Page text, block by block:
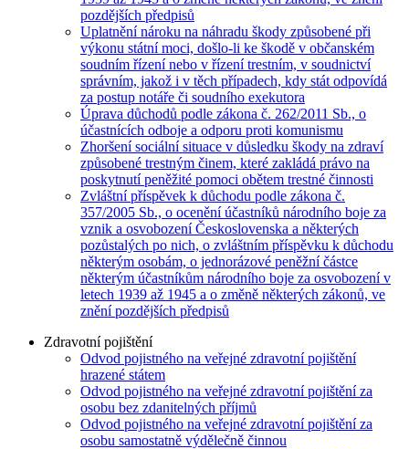
pozdějších předpisů
Uplatnění nároku na náhradu škody způsobené při
výkonu státní moci, došlo-li ke škodě v občanském
soudním řízení nebo v řízení trestním, v soudnictví
správním, jakož i v těch případech, kdy stát odpovídá
za postup notáře či soudního exekutora
Úprava důchodů podle zákona č. 262/2011 Sb., o
účastnících odboje a odporu proti komunismu
Zhoršení sociální situace v důsledku škody na zdraví
způsobené trestným činem, které zakládá právo na
poskytnutí peněžité pomoci obětem trestné činnosti
Zvláštní příspěvek k důchodu podle zákona č.
357/2005 Sb., o ocenění účastníků národního boje za
vznik a osvobození Československa a některých
pozůstalých po nich, o zvláštním příspěvku k důchodu
některým osobám, o jednorázové peněžní částce
některým účastníkům národního boje za osvobození v
letech 1939 až 1945 a o změně některých zákonů, ve
znění pozdějších předpisů
Zdravotní pojištění
Odvod pojistného na veřejné zdravotní pojištění
hrazené státem
Odvod pojistného na veřejné zdravotní pojištění za
osobu bez zdanitelných příjmů
Odvod pojistného na veřejné zdravotní pojištění za
osobu samostatně výdělečně činnou